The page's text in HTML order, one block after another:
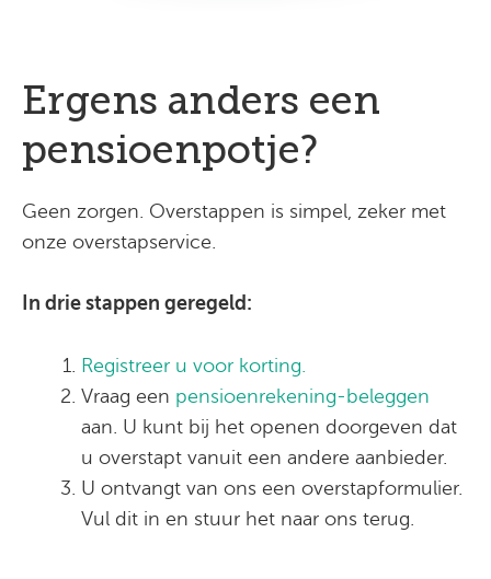
Ergens anders een
pensioenpotje?
Geen zorgen. Overstappen is simpel, zeker met
onze overstapservice.
In drie stappen geregeld:
Registreer u voor korting.
Vraag een pensioenrekening-beleggen
aan. U kunt bij het openen doorgeven dat
u overstapt vanuit een andere aanbieder.
U ontvangt van ons een overstapformulier.
Vul dit in en stuur het naar ons terug.